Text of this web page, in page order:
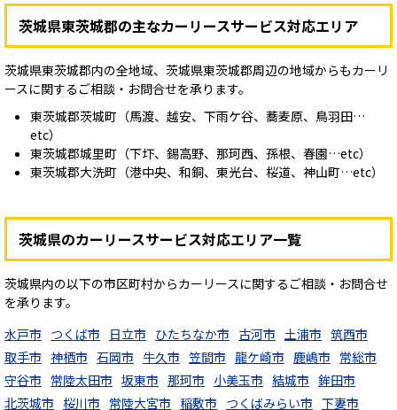
茨城県東茨城郡の主なカーリースサービス対応エリア
茨城県東茨城郡内の全地域、茨城県東茨城郡周辺の地域からもカーリ
ースに関するご相談・お問合せを承ります。
東茨城郡茨城町（馬渡、越安、下雨ケ谷、蕎麦原、鳥羽田…
etc）
東茨城郡城里町（下圷、錫高野、那珂西、孫根、春園…etc）
東茨城郡大洗町（港中央、和銅、東光台、桜道、神山町…etc）
茨城県のカーリースサービス対応エリア一覧
茨城県内の以下の市区町村からカーリースに関するご相談・お問合せ
を承ります。
水戸市 つくば市 日立市 ひたちなか市 古河市 土浦市 筑西市
取手市 神栖市 石岡市 牛久市 笠間市 龍ケ崎市 鹿嶋市 常総市
守谷市 常陸太田市 坂東市 那珂市 小美玉市 結城市 鉾田市
北茨城市 桜川市 常陸大宮市 稲敷市 つくばみらい市 下妻市